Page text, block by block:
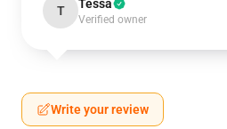
T Tessa
Verified owner
Write your review